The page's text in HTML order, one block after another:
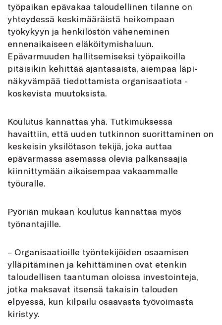
työpaikan epävakaa taloudellinen tilanne on
yhteydessä keskimääräistä heikompaan
työkykyyn ja henkilöstön väheneminen
ennenaikaiseen eläköitymishaluun.
Epävarmuuden hallitsemiseksi työpaikoilla
pitäisikin kehittää ajantasaista, aiempaa läpi­
näkyvämpää tiedottamista organisaatiota ­
koskevista muutoksista.
Koulutus kannattaa yhä. Tutkimuksessa
havaittiin, että uuden tutkinnon suorittaminen on
keskeisin yksilötason tekijä, joka auttaa
epävarmassa asemassa olevia palkansaajia
kiinnittymään aikaisempaa vakaammalle
työuralle.
Pyöriän mukaan koulutus kannattaa myös
työnantajille.
– Organisaatioille työntekijöiden osaamisen
ylläpitäminen ja kehittäminen ovat etenkin
taloudellisen taantuman oloissa investointeja,
jotka maksavat itsensä takaisin talouden
elpyessä, kun kilpailu osaavasta työvoimasta
kiristyy.